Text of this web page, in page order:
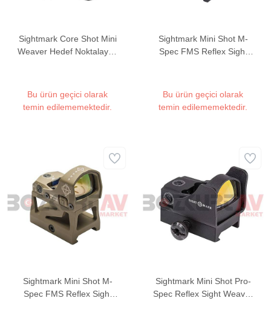
Sightmark Core Shot Mini
Weaver Hedef Noktalayıcı
Bu ürün geçici olarak
temin edilememektedir.
Sightmark Mini Shot M-
Spec FMS Reflex Sight
Bu ürün geçici olarak
temin edilememektedir.
Sightmark Mini Shot M-
Spec FMS Reflex Sight
Sightmark Mini Shot Pro-
Spec Reflex Sight Weaver